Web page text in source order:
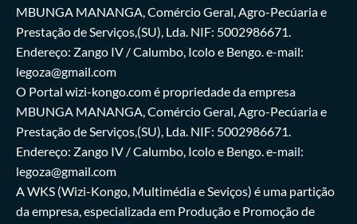
MBUNGA MANANGA, Comércio Geral, Agro-Pecúaria e
Prestação de Serviços,(SU), Lda. NIF: 5002986671.
Endereço: Zango IV / Calumbo, Icolo e Bengo. e-mail:
legoza@gmail.com
O Portal wizi-kongo.com é propriedade da empresa
MBUNGA MANANGA, Comércio Geral, Agro-Pecúaria e
Prestação de Serviços,(SU), Lda. NIF: 5002986671.
Endereço: Zango IV / Calumbo, Icolo e Bengo. e-mail:
legoza@gmail.com
A WKS (Wizi-Kongo, Multimédia e Seviços) é uma partição
da empresa, especializada em Produção e Promoção de